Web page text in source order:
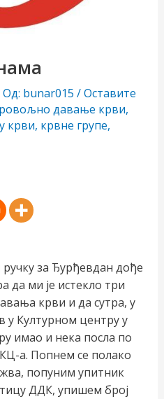
Од: bunar015 /Оставите
давање крви,
крви, крвне групе,
ручку за Ђурђевдан дође
да ми је истекло три
крви и да сутра, у
у Културном центру у
имао и нека посла по
а. Попнем се полако
попуним упитник
ДДК, упишем број